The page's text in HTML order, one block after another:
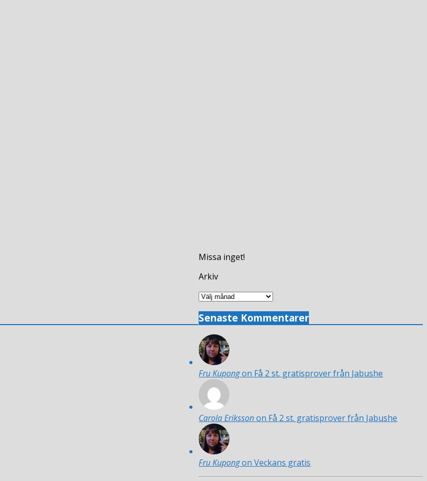
Missa inget!
Arkiv
Arkiv
Senaste Kommentarer
Fru Kupongon Få 2 st. gratisprover från Jabushe
Carola Erikssonon Få 2 st. gratisprover från Jabushe
Fru Kupongon Veckans gratis